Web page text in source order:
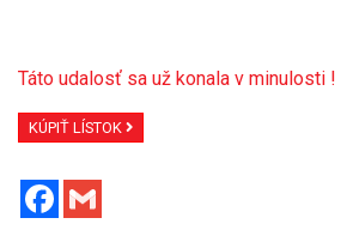
Táto udalosť sa už konala v minulosti !
KÚPIŤ LÍSTOK
Facebook